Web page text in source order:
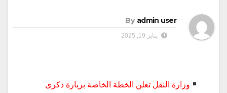
By admin user
يناير 19, 2025
وزارة النقل تعلن الخطة الخاصة بزيارة ذكرى